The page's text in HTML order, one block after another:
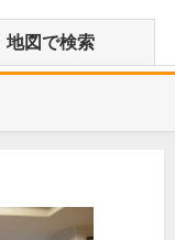
地図で検索